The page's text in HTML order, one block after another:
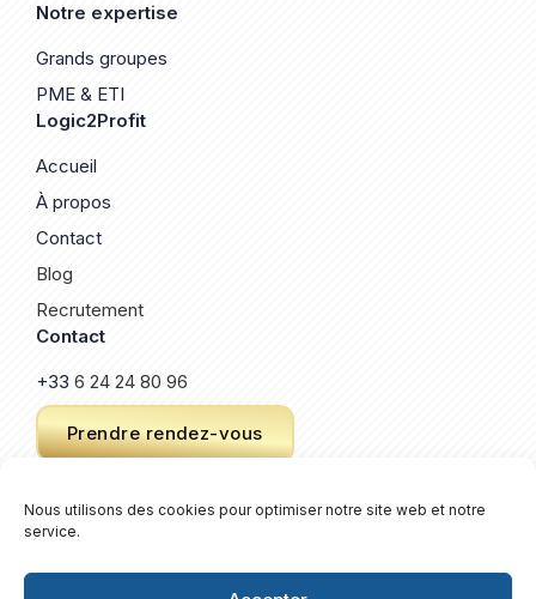
Nous utilisons des cookies pour optimiser notre site web et notre
service.
Notre expertise
Grands groupes
PME & ETI
Logic2Profit
Accueil
À propos
Contact
Blog
Recrutement
Contact
+33 6 24 24 80 96
Prendre rendez-vous
© 2026 Logic2Profit. Un site créé par
Plan de site